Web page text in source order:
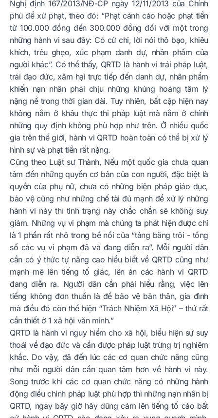
Nghị định 167/2013/NĐ-CP ngày 12/11/2013 của Chính
phủ để xử phạt, theo đó: “Phạt cảnh cáo hoặc phạt tiền
từ 100.000 đồng đến 300.000 đồng đối với một trong
những hành vi sau đây: Có cử chỉ, lời nói thô bạo, khiêu
khích, trêu ghẹo, xúc phạm danh dự, nhân phẩm của
người khác”. Có thể thấy, QRTD là hành vi trái pháp luật,
trái đạo đức, xâm hại trực tiếp đến danh dự, nhân phẩm
khiến nạn nhân phải chịu những khủng hoảng tâm lý
nặng nề trong thời gian dài. Tuy nhiên, bất cập hiện nay
không nằm ở khâu thực thi pháp luật mà nằm ở chính
những quy định không phù hợp như trên. Ở nhiều quốc
gia trên thế giới, hành vi QRTD hoàn toàn có thể bị xử lý
hình sự và phạt tiền rất nặng.
Cũng theo Luật sư Thành, Nếu một quốc gia chưa quan
tâm đến những quyền cơ bản của con người, đặc biệt là
quyền của phụ nữ, chưa có những biện pháp giáo dục,
bảo vệ cũng như những chế tài đủ mạnh để xử lý những
hành vi này thì tình trạng này chắc chắn sẽ không suy
giảm. Những vụ vi phạm mà chúng ta phát hiện được chỉ
là 1 phần rất nhỏ trong bề nổi của “tảng băng trôi - tổng
số các vụ vi phạm đã và đang diễn ra”. Mỗi người dân
cần có ý thức tự nâng cao hiểu biết về QRTD cũng như
mạnh mẽ lên tiếng tố giác, lên án các hành vi QRTD
đang diễn ra. Người dân cần phải hiểu rằng, việc lên
tiếng không đơn thuần là để bảo vệ bản thân, gia đình
mà điều đó còn thể hiện “Trách Nhiệm Xã Hội” – thứ rất
cần thiết ở 1 xã hội văn minh.”
QRTD là hành vi nguy hiểm cho xã hội, biểu hiện sự suy
thoái về đạo đức và cần được pháp luật trừng trị nghiêm
khắc. Do vậy, đã đến lúc các cơ quan chức năng cũng
như mỗi người dân cần quan tâm hơn về hành vi này.
Song trước khi các cơ quan chức năng có những hành
động điều chỉnh pháp luật phù hợp thì những nạn nhân bị
QRTD, ngay bây giờ hãy dũng cảm lên tiếng tố cáo bất